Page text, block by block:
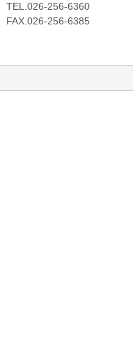
TEL.026-256-6360
FAX.026-256-6385